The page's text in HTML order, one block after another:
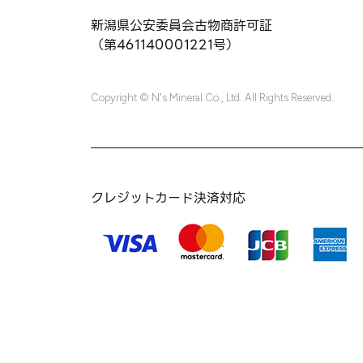
新潟県公安委員会古物商許可証
（第461140001221号）
Copyright © N's Mineral Co., Ltd. All Rights Reserved.
クレジットカード決済対応